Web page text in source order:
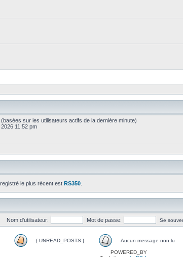
sur les utilisateurs actifs de la dernière minute)
2026 11:52 pm
le plus récent est RS350
Nom d’utilisateur: Mot de passe: Se
{ UNREAD_POSTS } Aucun message non lu
POWERED_BY